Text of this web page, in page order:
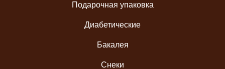
Подарочная упаковка
Диабетические
Бакалея
Снеки